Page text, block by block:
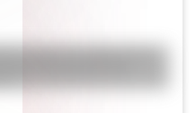
cuál es el origen de la